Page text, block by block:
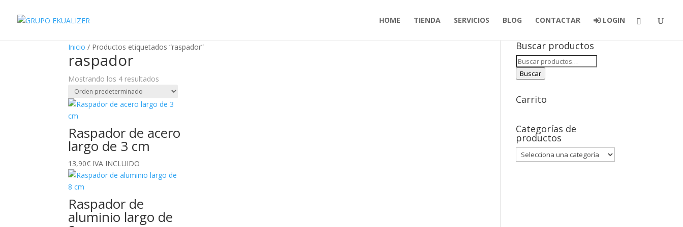
HOME
TIENDA SERVICIOS BLOG CONTACTAR LOGIN
Inicio / Productos etiquetados “raspador”
raspador
Mostrando los 4 resultados
Raspador de acero
largo de 3 cm
13,90€ IVA INCLUIDO
Raspador de
aluminio largo de
Buscar productos
Buscar
por:
Buscar
Carrito
Categorías de
productos